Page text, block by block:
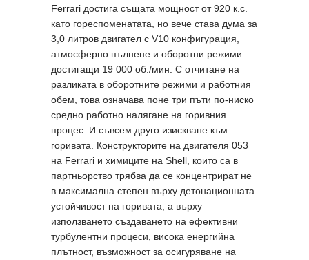
Ferrari достига същата мощност от 920 к.с.
като гореспоменатата, но вече става дума за
3,0 литров двигател с V10 конфигурация,
атмосферно пълнене и оборотни режими
достигащи 19 000 об./мин. С отчитане на
разликата в оборотните режими и работния
обем, това означава поне три пъти по-ниско
средно работно налягане на горивния
процес. И съвсем друго изискване към
горивата. Конструкторите на двигателя 053
на Ferrari и химиците на Shell, които са в
партньорство трябва да се концентрират не
в максимална степен върху детонационната
устойчивост на горивата, а върху
използването създаването на ефективни
турбулентни процеси, висока енергийна
плътност, възможност за осигуряване на